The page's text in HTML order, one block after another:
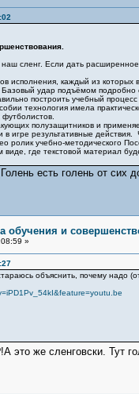
сленг. Если дать расширенное
исполнения, каждый из которых
Базовый удар подъёмом
построить учебный
технология имела
полузащитников и
игре результативные
учебно-методического
где текстовой материал
есть голень от сих
обучения и
»
объяснить, почему надо
это же сленговски. Тут